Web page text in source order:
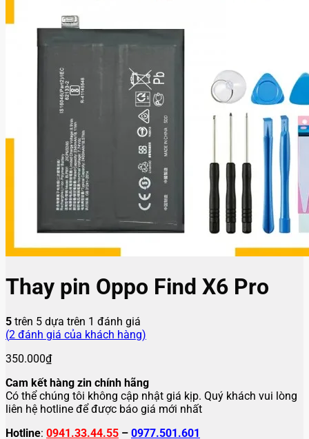
Thay pin Oppo Find X6 Pro
5 trên 5 dựa trên 1 đánh giá
(2 đánh giá của khách hàng)
350.000₫
Cam kết hàng zin chính hãng
Có thể chúng tôi không cập nhật giá kịp. Quý khách vui lòng
liên hệ hotline để được báo giá mới nhất
Hotline: 0941.33.44.55 – 0977.501.601